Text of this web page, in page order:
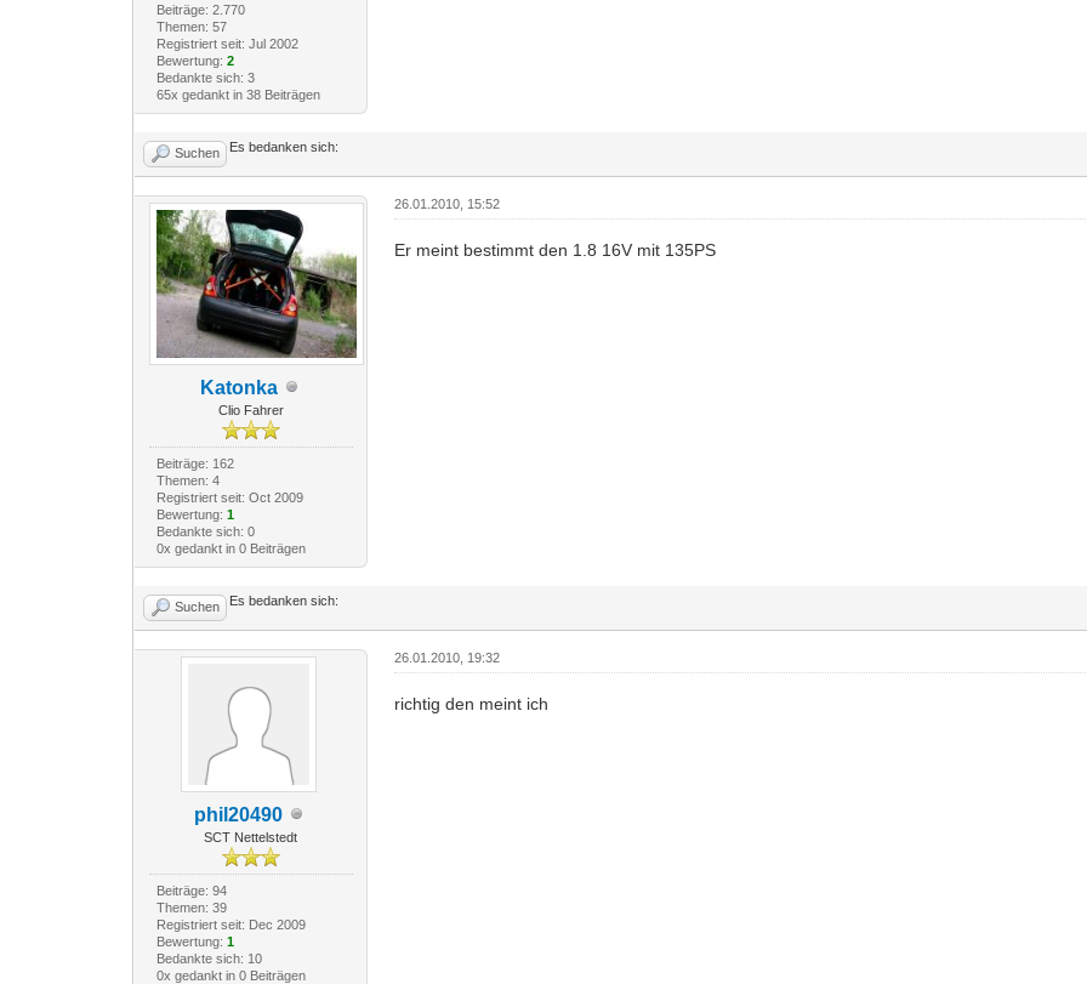
Beiträge: 2.770
Themen: 57
Registriert seit: Jul 2002
Bewertung: 2
Bedankte sich: 3
65x gedankt in 38 Beiträgen
Suchen Es bedanken sich:
Katonka
Clio Fahrer
Beiträge: 162
Themen: 4
Registriert seit: Oct 2009
Bewertung: 1
Bedankte sich: 0
0x gedankt in 0 Beiträgen
26.01.2010, 15:52
Er meint bestimmt den 1.8 16V mit 135PS
Suchen Es bedanken sich:
phil20490
SCT Nettelstedt
Beiträge: 94
Themen: 39
Registriert seit: Dec 2009
Bewertung: 1
Bedankte sich: 10
0x gedankt in 0 Beiträgen
26.01.2010, 19:32
richtig den meint ich